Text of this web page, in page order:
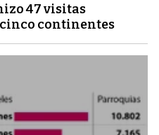
47 visitas
continentes